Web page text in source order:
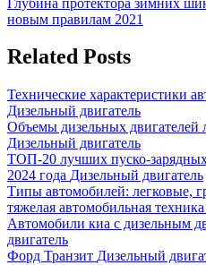
по
Post:
новым правилам 2021
Related Posts
Технические характеристики
Дизельный двигатель
Объемы дизельных двигателей
Дизельный двигатель
ТОП-20 лучших пуско-
2024 года Дизельный двигатель
Типы автомобилей: легковые,
тяжелая автомобильная техника
Автомобили киа с дизельным
двигатель
Форд Транзит Дизельный